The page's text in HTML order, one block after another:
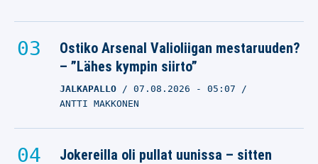
Ostiko Arsenal Valioliigan mestaruuden?
– ”Lähes kympin siirto”
JALKAPALLO 07.08.2026 - 05:07
ANTTI MAKKONEN
Jokereilla oli pullat uunissa – sitten